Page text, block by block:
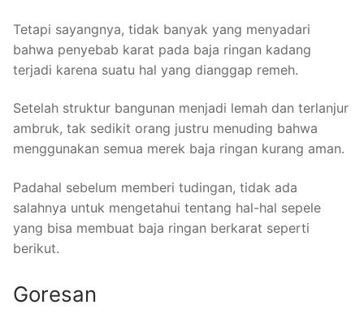
Tetapi sayangnya, tidak banyak yang menyadari
bahwa penyebab karat pada baja ringan kadang
terjadi karena suatu hal yang dianggap remeh.
Setelah struktur bangunan menjadi lemah dan terlanjur
ambruk, tak sedikit orang justru menuding bahwa
menggunakan semua merek baja ringan kurang aman.
Padahal sebelum memberi tudingan, tidak ada
salahnya untuk mengetahui tentang hal-hal sepele
yang bisa membuat baja ringan berkarat seperti
berikut.
Goresan